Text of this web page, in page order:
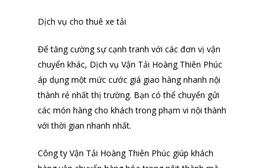
Dịch vụ cho thuê xe tải
Để tăng cường sự cạnh tranh với các đơn vị vận
chuyển khác, Dịch vụ Vận Tải Hoàng Thiên Phúc
áp dụng một mức cước giá giao hàng nhanh nội
thành rẻ nhất thị trường. Bạn có thể chuyển gửi
các món hàng cho khách trong phạm vi nội thành
với thời gian nhanh nhất.
Công ty Vận Tải Hoàng Thiên Phúc giúp khách
GIỚI THIỆU